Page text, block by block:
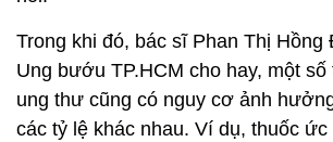
Trong khi đó, bác sĩ Phan Thị Hồng
Ung bướu TP.HCM cho hay, một số
ung thư cũng có nguy cơ ảnh
các tỷ lệ khác nhau. Ví dụ, thuốc ức